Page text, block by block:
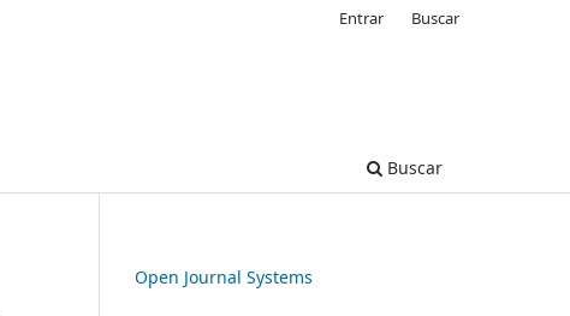
Buscar
Entrar Buscar
Open Journal Systems